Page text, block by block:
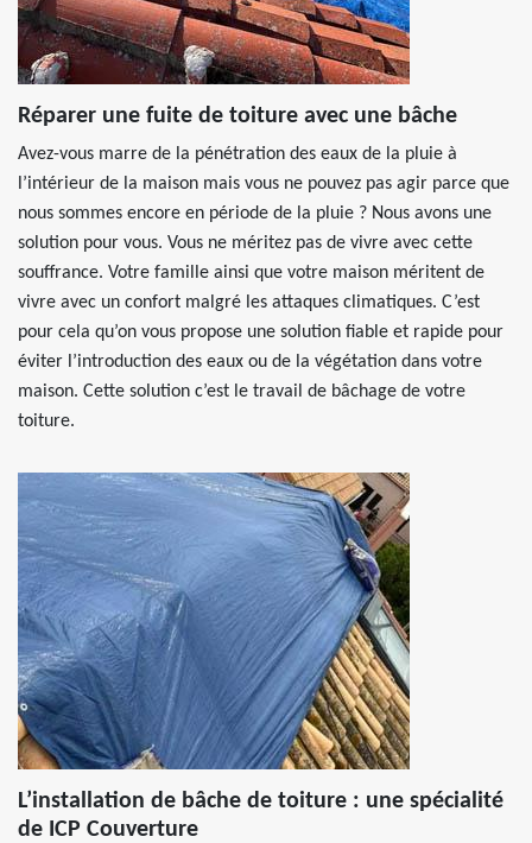
Réparer une fuite de toiture avec une bâche
Avez-vous marre de la pénétration des eaux de la pluie à
l’intérieur de la maison mais vous ne pouvez pas agir parce que
nous sommes encore en période de la pluie ? Nous avons une
solution pour vous. Vous ne méritez pas de vivre avec cette
souffrance. Votre famille ainsi que votre maison méritent de
vivre avec un confort malgré les attaques climatiques. C’est
pour cela qu’on vous propose une solution fiable et rapide pour
éviter l’introduction des eaux ou de la végétation dans votre
maison. Cette solution c’est le travail de bâchage de votre
toiture.
L’installation de bâche de toiture : une spécialité
de ICP Couverture